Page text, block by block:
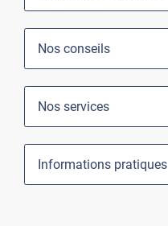
Nos conseils
Nos services
Informations pratiques